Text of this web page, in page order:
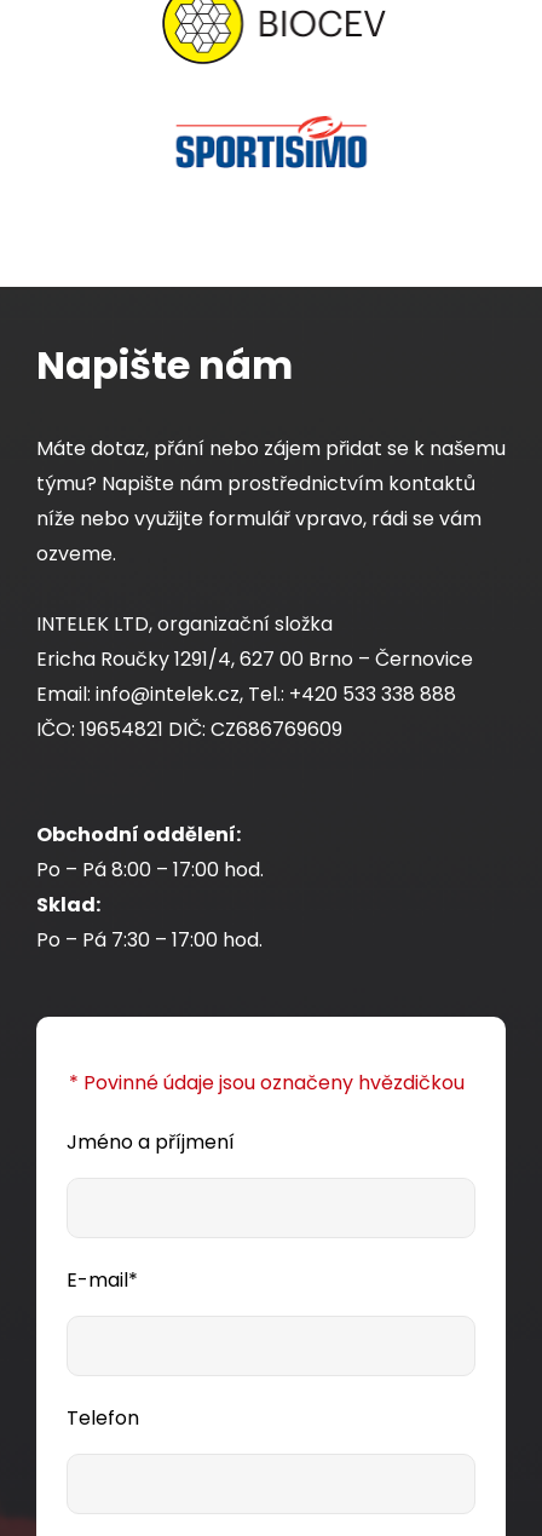
Napište nám
Máte dotaz, přání nebo zájem přidat se k našemu
týmu? Napište nám prostřednictvím kontaktů
níže nebo využijte formulář vpravo, rádi se vám
ozveme.
INTELEK LTD, organizační složka
Ericha Roučky 1291/4, 627 00 Brno – Černovice
Email: info@intelek.cz, Tel.: +420 533 338 888
IČO: 19654821 DIČ: CZ686769609
Obchodní oddělení:
Po – Pá 8:00 – 17:00 hod.
Sklad:
Po – Pá 7:30 – 17:00 hod.
* Povinné údaje jsou označeny hvězdičkou
Jméno a příjmení
E-mail*
Telefon